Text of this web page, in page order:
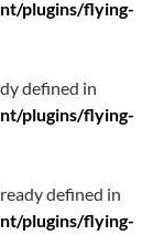
plugins/flying-
defined in
plugins/flying-
defined in
plugins/flying-